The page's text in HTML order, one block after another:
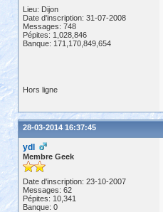
Lieu: Dijon
Date d'inscription: 31-07-2008
Messages: 748
Pépites: 1,028,846
Banque: 171,170,849,654
Hors ligne
28-03-2014 16:37:45
ydl
Membre Geek
Date d'inscription: 23-10-2007
Messages: 62
Pépites: 10,341
Banque: 0